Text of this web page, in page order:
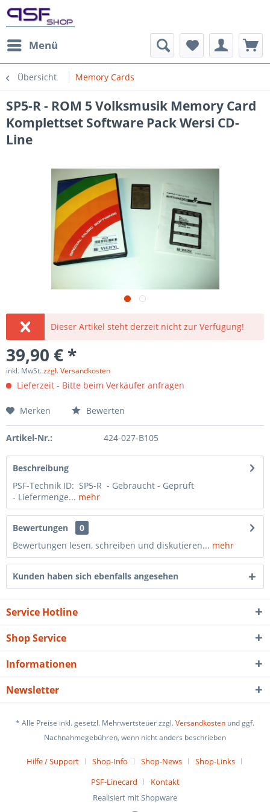
Menü
Übersicht Memory Cards
SP5-R - ROM 5 Volksmusik Memory Card
Komplettset Software Pack Wersi CD-
Line
Dieser Artikel steht derzeit nicht zur Verfügung!
39,90 € *
inkl. MwSt.zzgl. Versandkosten
Lieferzeit - Bitte beim Verkäufer anfragen
Merken Bewerten
Artikel-Nr.: 424-027-B105
Beschreibung
PSF-Technik ID: SP5-R - Gebraucht - Geprüft
- Liefermenge... mehr
Bewertungen
0
Bewertungen lesen, schreiben und diskutieren... mehr
Kunden haben sich ebenfalls angesehen
Service Hotline
Shop Service
Informationen
Newsletter
* Alle Preise inkl. gesetzl. Mehrwertsteuer zzgl.Versandkosten und ggf.
Nachnahmegebühren, wenn nicht anders beschrieben
Hilfe / Support Shop-Info Shop-News
Shop-Links
PSF-Linecard
Kontakt
Realisiert mit Shopware